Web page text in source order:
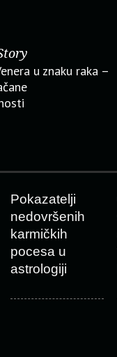
u znaku raka –
Pokazatelji
nedovršenih
karmičkih
pocesa u
astrologiji